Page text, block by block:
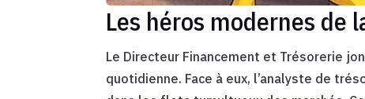
Les héros modernes de
Le Directeur Financement et Trésorerie
quotidienne. Face à eux, l’analyste de